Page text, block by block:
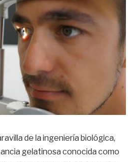
de la ingeniería biológica,
gelatinosa conocida como